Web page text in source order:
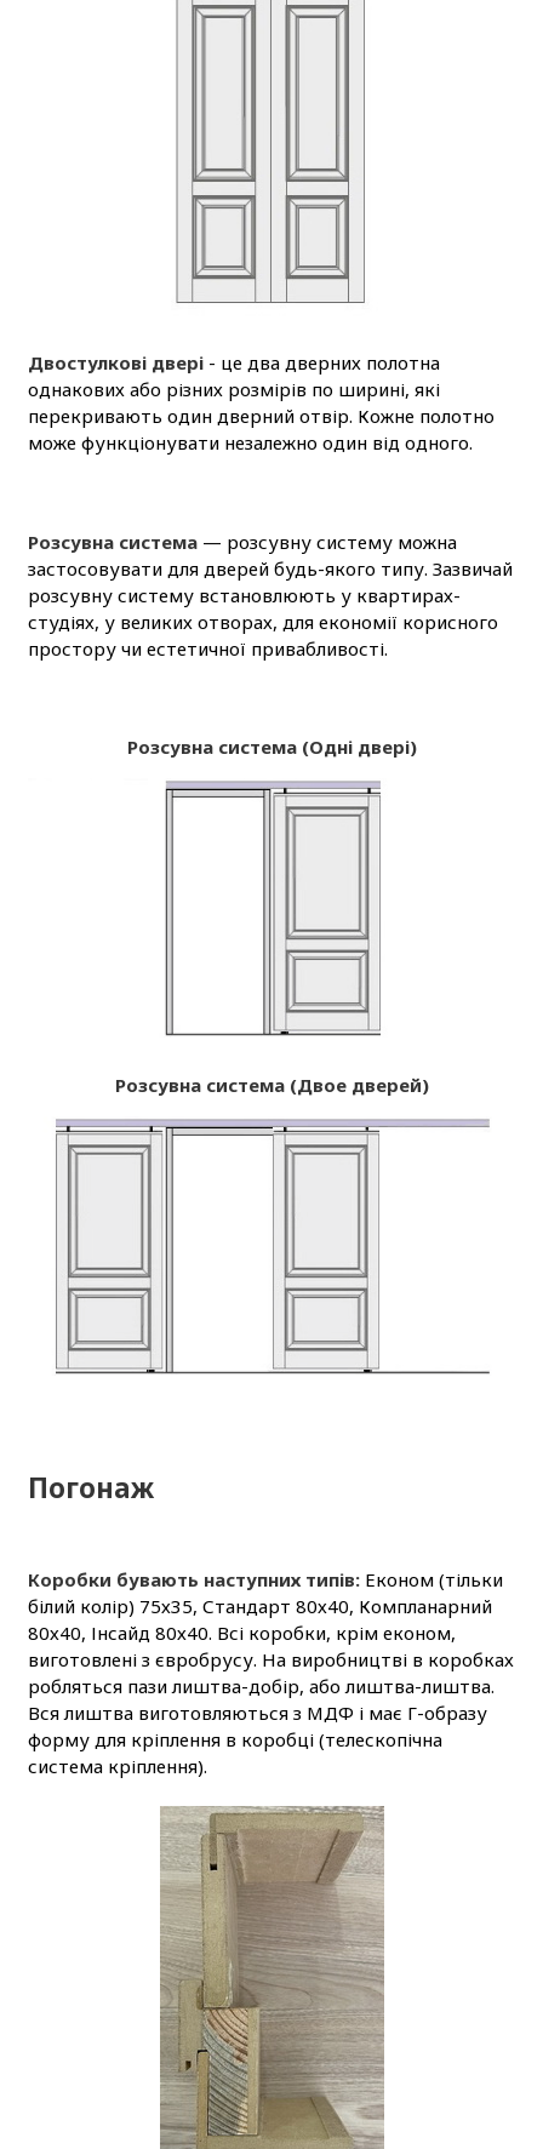
Двостулкові двері- це два дверних полотна
однакових або різних розмірів по ширині, які
перекривають один дверний отвір. Кожне полотно
може функціонувати незалежно один від одного.
Розсувна система— розсувну систему можна
застосовувати для дверей будь-якого типу. Зазвичай
розсувну систему встановлюють у квартирах-
студіях, у великих отворах, для економії корисного
простору чи естетичної привабливості.
Розсувна система (Одні двері)
Розсувна система (Двое дверей)
Погонаж
Коробки бувають наступних типів:Економ (тільки
білий колір) 75х35, Стандарт 80х40, Компланарний
80х40, Інсайд 80х40. Всі коробки, крім економ,
виготовлені з євробрусу. На виробництві в коробках
робляться пази лиштва-добір, або лиштва-лиштва.
Вся лиштва виготовляються з МДФ і має Г-образу
форму для кріплення в коробці (телескопічна
система кріплення).